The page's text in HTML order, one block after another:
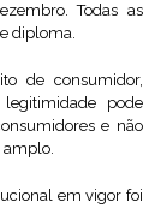
Todas as
diploma.
de consumidor,
pode
e não
amplo.
em vigor foi